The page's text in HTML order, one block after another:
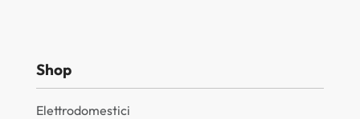
Shop
Elettrodomestici